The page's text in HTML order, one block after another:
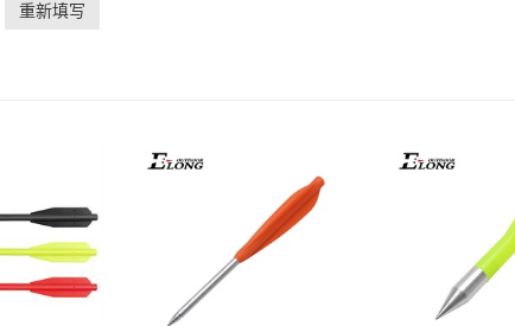
重新填写